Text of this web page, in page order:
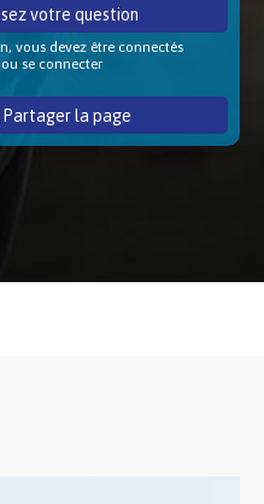
votre question
vous devez être connectés
se connecter
Partager la page